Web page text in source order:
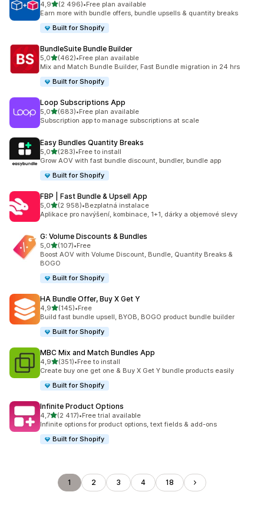
4,9z 5 hvězd
(2 496)
Celkový počet recenzí: 2496
•Free plan available
Earn more with bundle offers, bundle upsells & quantity breaks
Built for Shopify
BundleSuite Bundle Builder
5,0z 5 hvězd
(462)
Celkový počet recenzí: 462
•Free plan available
Mix and Match Bundle Builder, Fast Bundle migration in 24 hrs
Built for Shopify
Loop Subscriptions App
5,0z 5 hvězd
(683)
Celkový počet recenzí: 683
•Free plan available
Subscription app to manage subscriptions at scale
Easy Bundles Quantity Breaks
5,0z 5 hvězd
(283)
Celkový počet recenzí: 283
•Free to install
Grow AOV with fast bundle discount, bundler, bundle app
Built for Shopify
FBP | Fast Bundle & Upsell App
5,0z 5 hvězd
(2 958)
Celkový počet recenzí: 2958
•Bezplatná instalace
Aplikace pro navýšení, kombinace, 1+1, dárky a objemové slevy
G: Volume Discounts & Bundles
5,0z 5 hvězd
(107)
Celkový počet recenzí: 107
•Free
Boost AOV with Volume Discount, Bundle, Quantity Breaks &
BOGO
Built for Shopify
HA Bundle Offer, Buy X Get Y
4,9z 5 hvězd
(145)
Celkový počet recenzí: 145
•Free
Build fast bundle upsell, BYOB, BOGO product bundle builder
Built for Shopify
MBC Mix and Match Bundles App
4,9z 5 hvězd
(351)
Celkový počet recenzí: 351
•Free to install
Create buy one get one & Buy X Get Y bundle products easily
Built for Shopify
Infinite Product Options
4,7z 5 hvězd
(2 417)
Celkový počet recenzí: 2417
•Free trial available
Infinite options for product options, text fields & add-ons
Built for Shopify
1 2 3 4 18